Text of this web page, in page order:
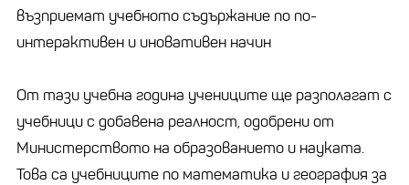
възприемат учебното съдържание по по-
интерактивен и иновативен начин
От тази учебна година учениците ще разполагат с
учебници с добавена реалност, одобрени от
Министерството на образованието и науката.
Това са учебниците по математика и география за